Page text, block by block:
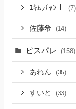
ﾕｷﾑﾗﾁｬﾝ！ (7)
佐藤希 (14)
ピスパレ (158)
あれん (35)
すいと (33)